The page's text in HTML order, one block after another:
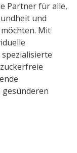
Partner für alle,
und
Mit